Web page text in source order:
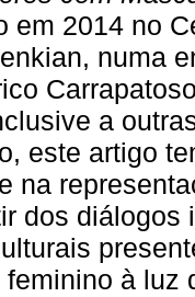
em 2014 no
numa
a
este artigo
na
dos
à luz